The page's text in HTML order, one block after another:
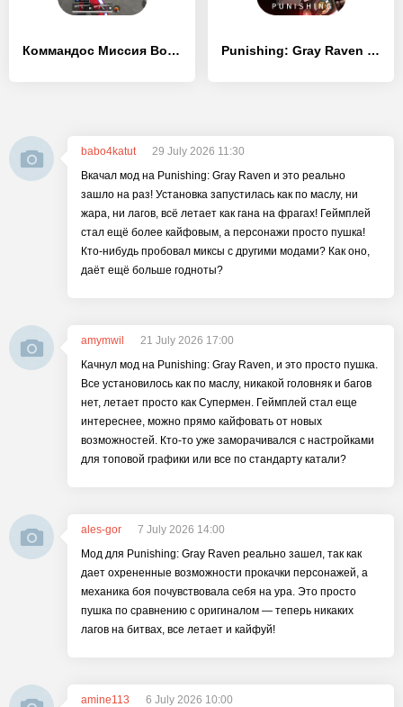
Коммандос Миссия Военные Игры - [Взлом/МОД Много денег] Punishing: Gray Raven - [Взлом/МОД Unlocked]
babo4katut
29 July 2026 11:30
Вкачал мод на Punishing: Gray Raven и это реально
зашло на раз! Установка запустилась как по маслу, ни
жара, ни лагов, всё летает как гана на фрагах! Геймплей
стал ещё более кайфовым, а персонажи просто пушка!
Кто-нибудь пробовал миксы с другими модами? Как оно,
даёт ещё больше годноты?
amymwil
21 July 2026 17:00
Качнул мод на Punishing: Gray Raven, и это просто пушка.
Все установилось как по маслу, никакой головняк и багов
нет, летает просто как Супермен. Геймплей стал еще
интереснее, можно прямо кайфовать от новых
возможностей. Кто-то уже заморачивался с настройками
для топовой графики или все по стандарту катали?
ales-gor
7 July 2026 14:00
Мод для Punishing: Gray Raven реально зашел, так как
дает охрененные возможности прокачки персонажей, а
механика боя почувствовала себя на ура. Это просто
пушка по сравнению с оригиналом — теперь никаких
лагов на битвах, все летает и кайфуй!
amine113
6 July 2026 10:00